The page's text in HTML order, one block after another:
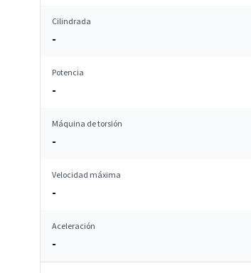
Cilindrada
-
Potencia
-
Máquina de torsión
-
Velocidad máxima
-
Aceleración
-